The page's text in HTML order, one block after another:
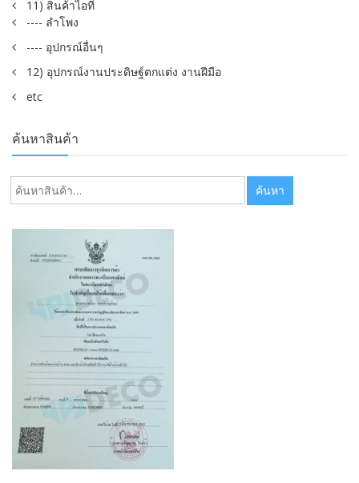
11) สินค้าไอที
---- ลำโพง
---- อุปกรณ์อื่นๆ
12) อุปกรณ์งานประดิษฐ์ตกแต่ง งานฝีมือ
etc
ค้นหาสินค้า
ค้นหา: ค้นหา